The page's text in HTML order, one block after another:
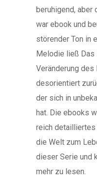
beruhigend, aber
war ebook und
störender Ton in
Melodie ließ Das
Veränderung
desorientiert
der sich in
hat. Die ebooks
reich detailliertes
die Welt zum
dieser Serie und
mehr zu lesen.